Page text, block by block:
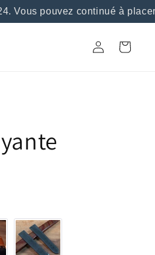
pouvez continué à placer
Connexion Panier